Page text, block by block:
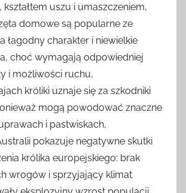
kształtem uszu i umaszczeniem,
domowe są popularne ze
łagodny charakter i niewielkie
choć wymagają odpowiedniej
i możliwości ruchu,
króliki uznaje się za szkodniki
mogą powodować znaczne
i pastwiskach,
pokazuje negatywne skutki
królika europejskiego: brak
wrogów i sprzyjający klimat